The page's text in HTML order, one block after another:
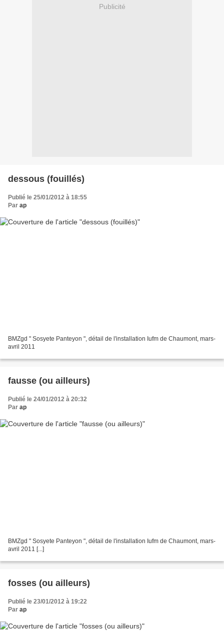
Publicité
dessous (fouillés)
Publié le 25/01/2012 à 18:55
Par ap
BMZgd " Sosyete Panteyon ", détail de l'installation Iufm de Chaumont, mars-
avril 2011
fausse (ou ailleurs)
Publié le 24/01/2012 à 20:32
Par ap
BMZgd " Sosyete Panteyon ", détail de l'installation Iufm de Chaumont, mars-
avril 2011 [...]
fosses (ou ailleurs)
Publié le 23/01/2012 à 19:22
Par ap